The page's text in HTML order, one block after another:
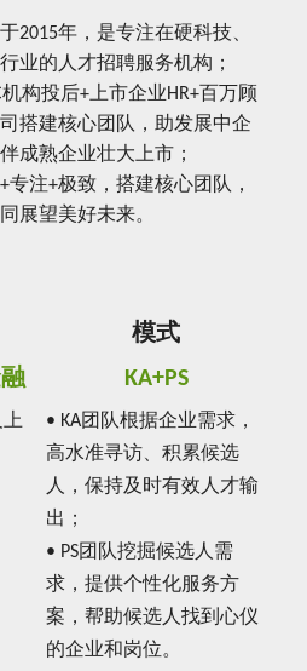
2015年，是专注在硬科技、
业的人才招聘服务机构；
机构投后+上市企业HR+百万顾
搭建核心团队，助发展中企
成熟企业壮大上市；
专注+极致，搭建核心团队，
展望美好未来。
模式
KA+PS
• KA团队根据企业需求，
高水准寻访、积累候选
人，保持及时有效人才输
出；
• PS团队挖掘候选人需
求，提供个性化服务方
案，帮助候选人找到心仪
的企业和岗位。